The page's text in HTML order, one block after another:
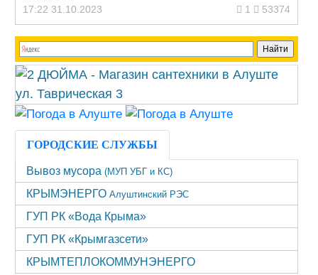
17:22 31.10.2023 1 53374
ГОРОДСКИЕ СЛУЖБЫ
Вывоз мусора (МУП УБГ и КС)
КРЫМЭНЕРГО Алуштинский РЭС
ГУП РК «Вода Крыма»
ГУП РК «Крымгазсети»
КРЫМТЕПЛОКОММУНЭНЕРГО